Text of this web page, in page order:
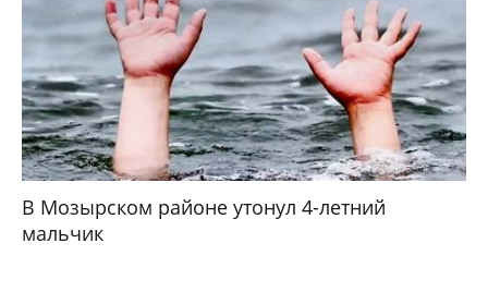
В Мозырском районе утонул 4-летний
мальчик